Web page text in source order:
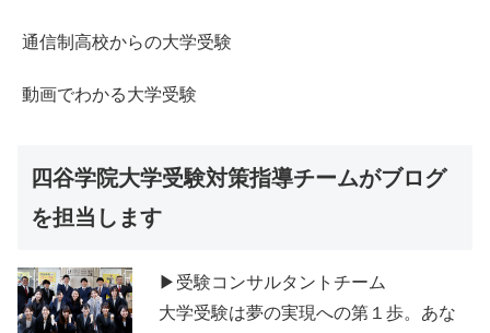
通信制高校からの大学受験
動画でわかる大学受験
四谷学院大学受験対策指導チームがブログ
を担当します
▶受験コンサルタントチーム
大学受験は夢の実現への第１歩。あな